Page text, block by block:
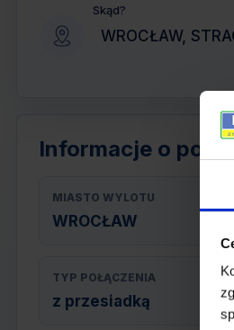
Skąd?
Informacje o
MIASTO WYLOTU
WROCŁAW
TYP POŁĄCZENIA
z przesiadką